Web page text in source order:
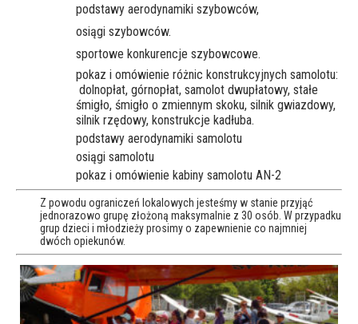
podstawy aerodynamiki szybowców,
osiągi szybowców.
sportowe konkurencje szybowcowe.
pokaz i omówienie różnic konstrukcyjnych samolotu:
dolnopłat, górnopłat, samolot dwupłatowy, stałe
śmigło, śmigło o zmiennym skoku, silnik gwiazdowy,
silnik rzędowy, konstrukcje kadłuba.
podstawy aerodynamiki samolotu
osiągi samolotu
pokaz i omówienie kabiny samolotu AN-2
Z powodu ograniczeń lokalowych jesteśmy w stanie przyjąć
jednorazowo grupę złożoną maksymalnie z 30 osób. W przypadku
grup dzieci i młodzieży prosimy o zapewnienie co najmniej
dwóch opiekunów.